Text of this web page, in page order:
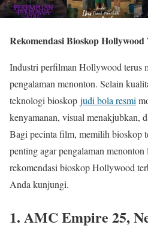
Rekomendasi Bioskop
Industri perfilman Hollywood terus
pengalaman menonton. Selain
teknologi bioskop judi bola resmi
kenyamanan, visual menakjubkan,
Bagi pecinta film, memilih bioskop
penting agar pengalaman
rekomendasi bioskop Hollywood
Anda kunjungi.
1. AMC Empire 25,